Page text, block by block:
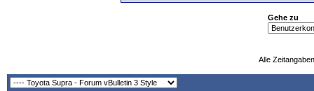
Gehe zu
Alle